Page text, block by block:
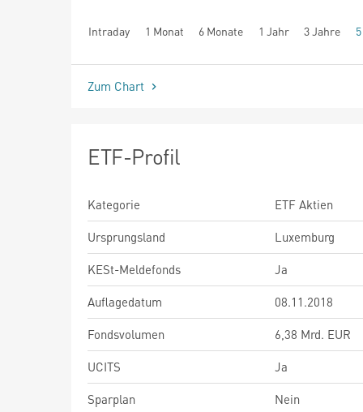
Intraday 1 Monat 6 Monate 1 Jahr 3 Jahre
seit Beginn
Zum Chart
ETF-Profil
Kategorie
ETF Aktien
Ursprungsland
Luxemburg
KESt-Meldefonds
Ja
Auflagedatum
08.11.2018
Fondsvolumen
6,38 Mrd. EUR
UCITS
Ja
Sparplan
Nein